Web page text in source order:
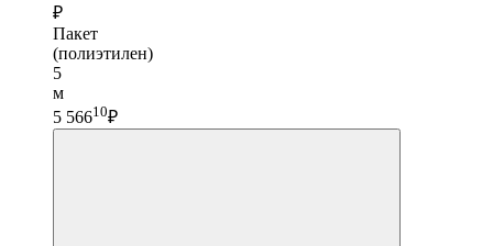
₽
Пакет
(полиэтилен)
5
м
5 56610₽